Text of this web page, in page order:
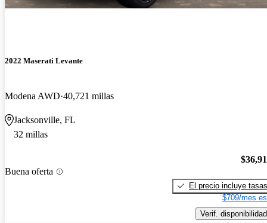
2022 Maserati Levante
Modena AWD 40,721 millas
Jacksonville, FL
32 millas
Buena oferta
El precio incluye tasas
$709/mes
Verif. disponibilidad